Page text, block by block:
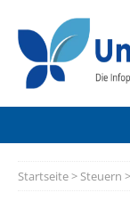
Startseite> Steuern >